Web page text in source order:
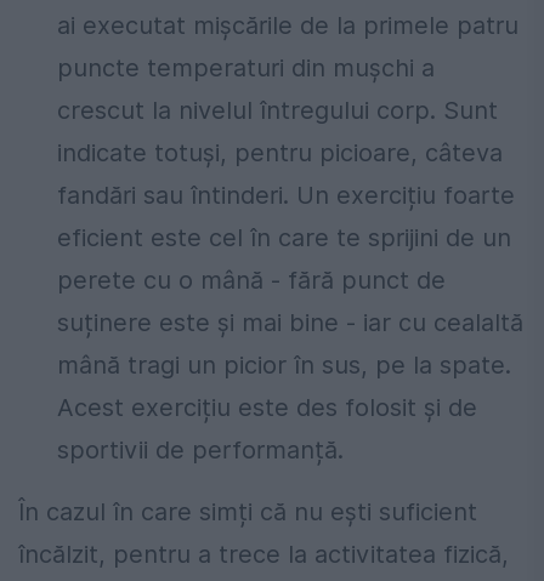
ai executat mișcările de la primele patru
puncte temperaturi din mușchi a
crescut la nivelul întregului corp. Sunt
indicate totuși, pentru picioare, câteva
fandări sau întinderi. Un exercițiu foarte
eficient este cel în care te sprijini de un
perete cu o mână - fără punct de
suținere este și mai bine - iar cu cealaltă
mână tragi un picior în sus, pe la spate.
Acest exercițiu este des folosit și de
sportivii de performanță.
În cazul în care simți că nu ești suficient
încălzit, pentru a trece la activitatea fizică,